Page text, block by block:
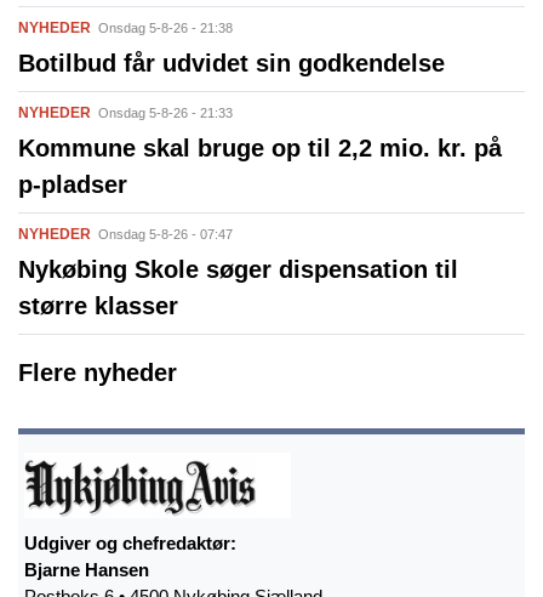
NYHEDER Onsdag 5-8-26 - 21:38
Botilbud får udvidet sin godkendelse
NYHEDER Onsdag 5-8-26 - 21:33
Kommune skal bruge op til 2,2 mio. kr. på
p-pladser
NYHEDER Onsdag 5-8-26 - 07:47
Nykøbing Skole søger dispensation til
større klasser
Flere nyheder
Udgiver og chefredaktør:
Bjarne Hansen